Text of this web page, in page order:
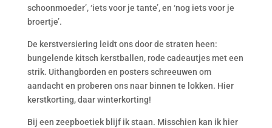
schoonmoeder’, ‘iets voor je tante’, en ‘nog iets voor je
broertje’.
De kerstversiering leidt ons door de straten heen:
bungelende kitsch kerstballen, rode cadeautjes met een
strik. Uithangborden en posters schreeuwen om
aandacht en proberen ons naar binnen te lokken. Hier
kerstkorting, daar winterkorting!
Bij een zeepboetiek blijf ik staan. Misschien kan ik hier